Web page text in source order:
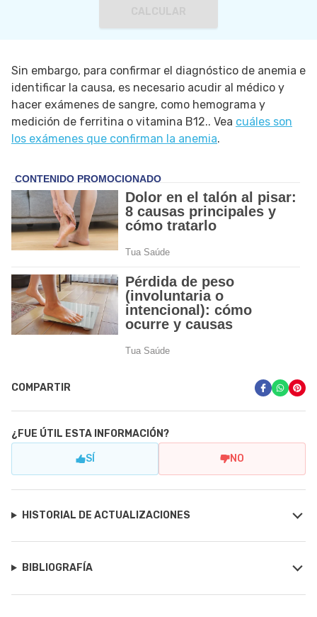
Sin embargo, para confirmar el diagnóstico de anemia e
identificar la causa, es necesario acudir al médico y
hacer exámenes de sangre, como hemograma y
medición de ferritina o vitamina B12.. Vea cuáles son
los exámenes que confirman la anemia.
COMPARTIR
¿FUE ÚTIL ESTA INFORMACIÓN?
SÍ NO
HISTORIAL DE ACTUALIZACIONES
BIBLIOGRAFÍA